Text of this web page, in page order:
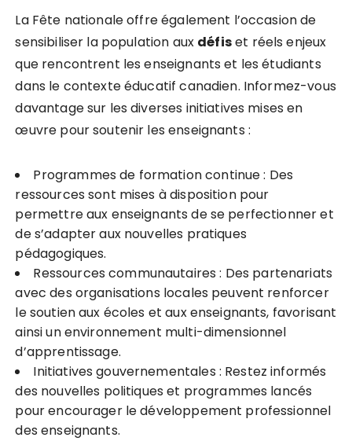
La Fête nationale offre également l’occasion de
sensibiliser la population aux défiset réels enjeux
que rencontrent les enseignants et les étudiants
dans le contexte éducatif canadien. Informez-vous
davantage sur les diverses initiatives mises en
œuvre pour soutenir les enseignants :
Programmes de formation continue : Des
ressources sont mises à disposition pour
permettre aux enseignants de se perfectionner et
de s’adapter aux nouvelles pratiques
pédagogiques.
Ressources communautaires : Des partenariats
avec des organisations locales peuvent renforcer
le soutien aux écoles et aux enseignants, favorisant
ainsi un environnement multi-dimensionnel
d’apprentissage.
Initiatives gouvernementales : Restez informés
des nouvelles politiques et programmes lancés
pour encourager le développement professionnel
des enseignants.